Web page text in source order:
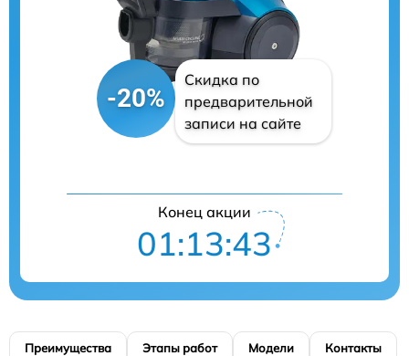
-20%
Скидка по
предварительной
записи на сайте
Конец акции
01:13:42
Преимущества Этапы работ Модели Контакты